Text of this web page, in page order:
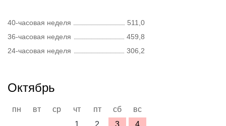
40-часовая неделя
511,0
36-часовая неделя
459,8
24-часовая неделя
306,2
Октябрь
пн вт ср чт пт сб
вс
1
2 3
4